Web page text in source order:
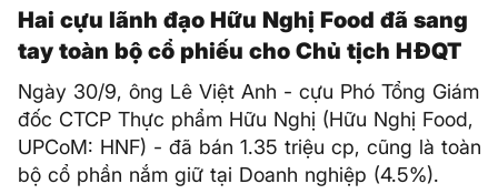
Hai cựu lãnh đạo Hữu Nghị Food đã sang
tay toàn bộ cổ phiếu cho Chủ tịch HĐQT
Ngày 30/9, ông Lê Việt Anh - cựu Phó Tổng Giám
đốc CTCP Thực phẩm Hữu Nghị (Hữu Nghị Food,
UPCoM: HNF) - đã bán 1.35 triệu cp, cũng là toàn
bộ cổ phần nắm giữ tại Doanh nghiệp (4.5%).